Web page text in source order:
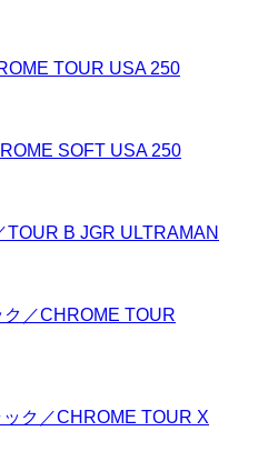
TOUR USA 250
SOFT USA 250
B JGR ULTRAMAN
／CHROME TOUR
ク／CHROME TOUR X